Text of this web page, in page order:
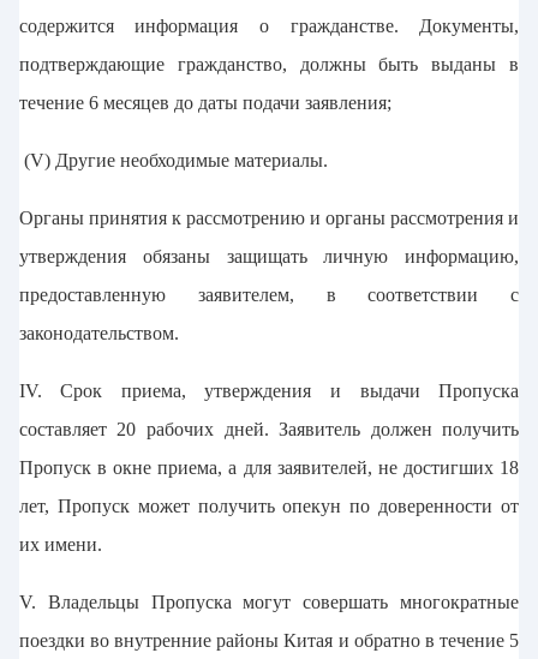
содержится информация о гражданстве. Документы,
подтверждающие гражданство, должны быть выданы в
течение 6 месяцев до даты подачи заявления;
(V) Другие необходимые материалы.
Органы принятия к рассмотрению и органы рассмотрения и
утверждения обязаны защищать личную информацию,
предоставленную заявителем, в соответствии с
законодательством.
IV. Срок приема, утверждения и выдачи Пропуска
составляет 20 рабочих дней. Заявитель должен получить
Пропуск в окне приема, а для заявителей, не достигших 18
лет, Пропуск может получить опекун по доверенности от
их имени.
V. Владельцы Пропуска могут совершать многократные
поездки во внутренние районы Китая и обратно в течение 5